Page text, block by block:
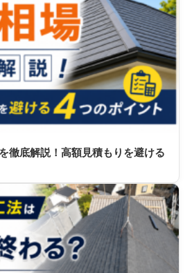
徹底解説！高額見積もりを避ける